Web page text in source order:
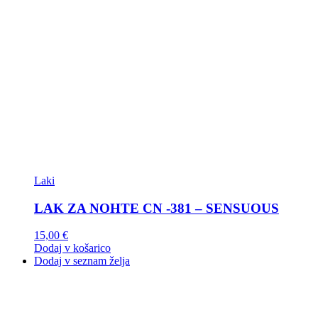
Laki
LAK ZA NOHTE CN -381 – SENSUOUS
15,00 €
Dodaj v košarico
Dodaj v seznam želja